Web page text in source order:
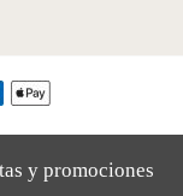
y promociones